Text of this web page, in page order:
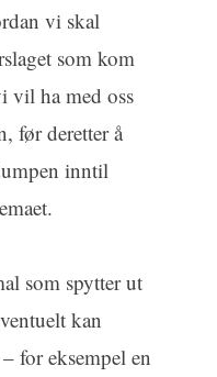
vi skal
som kom
vil ha med oss
før deretter å
inntil
som spytter ut
kan
for eksempel en